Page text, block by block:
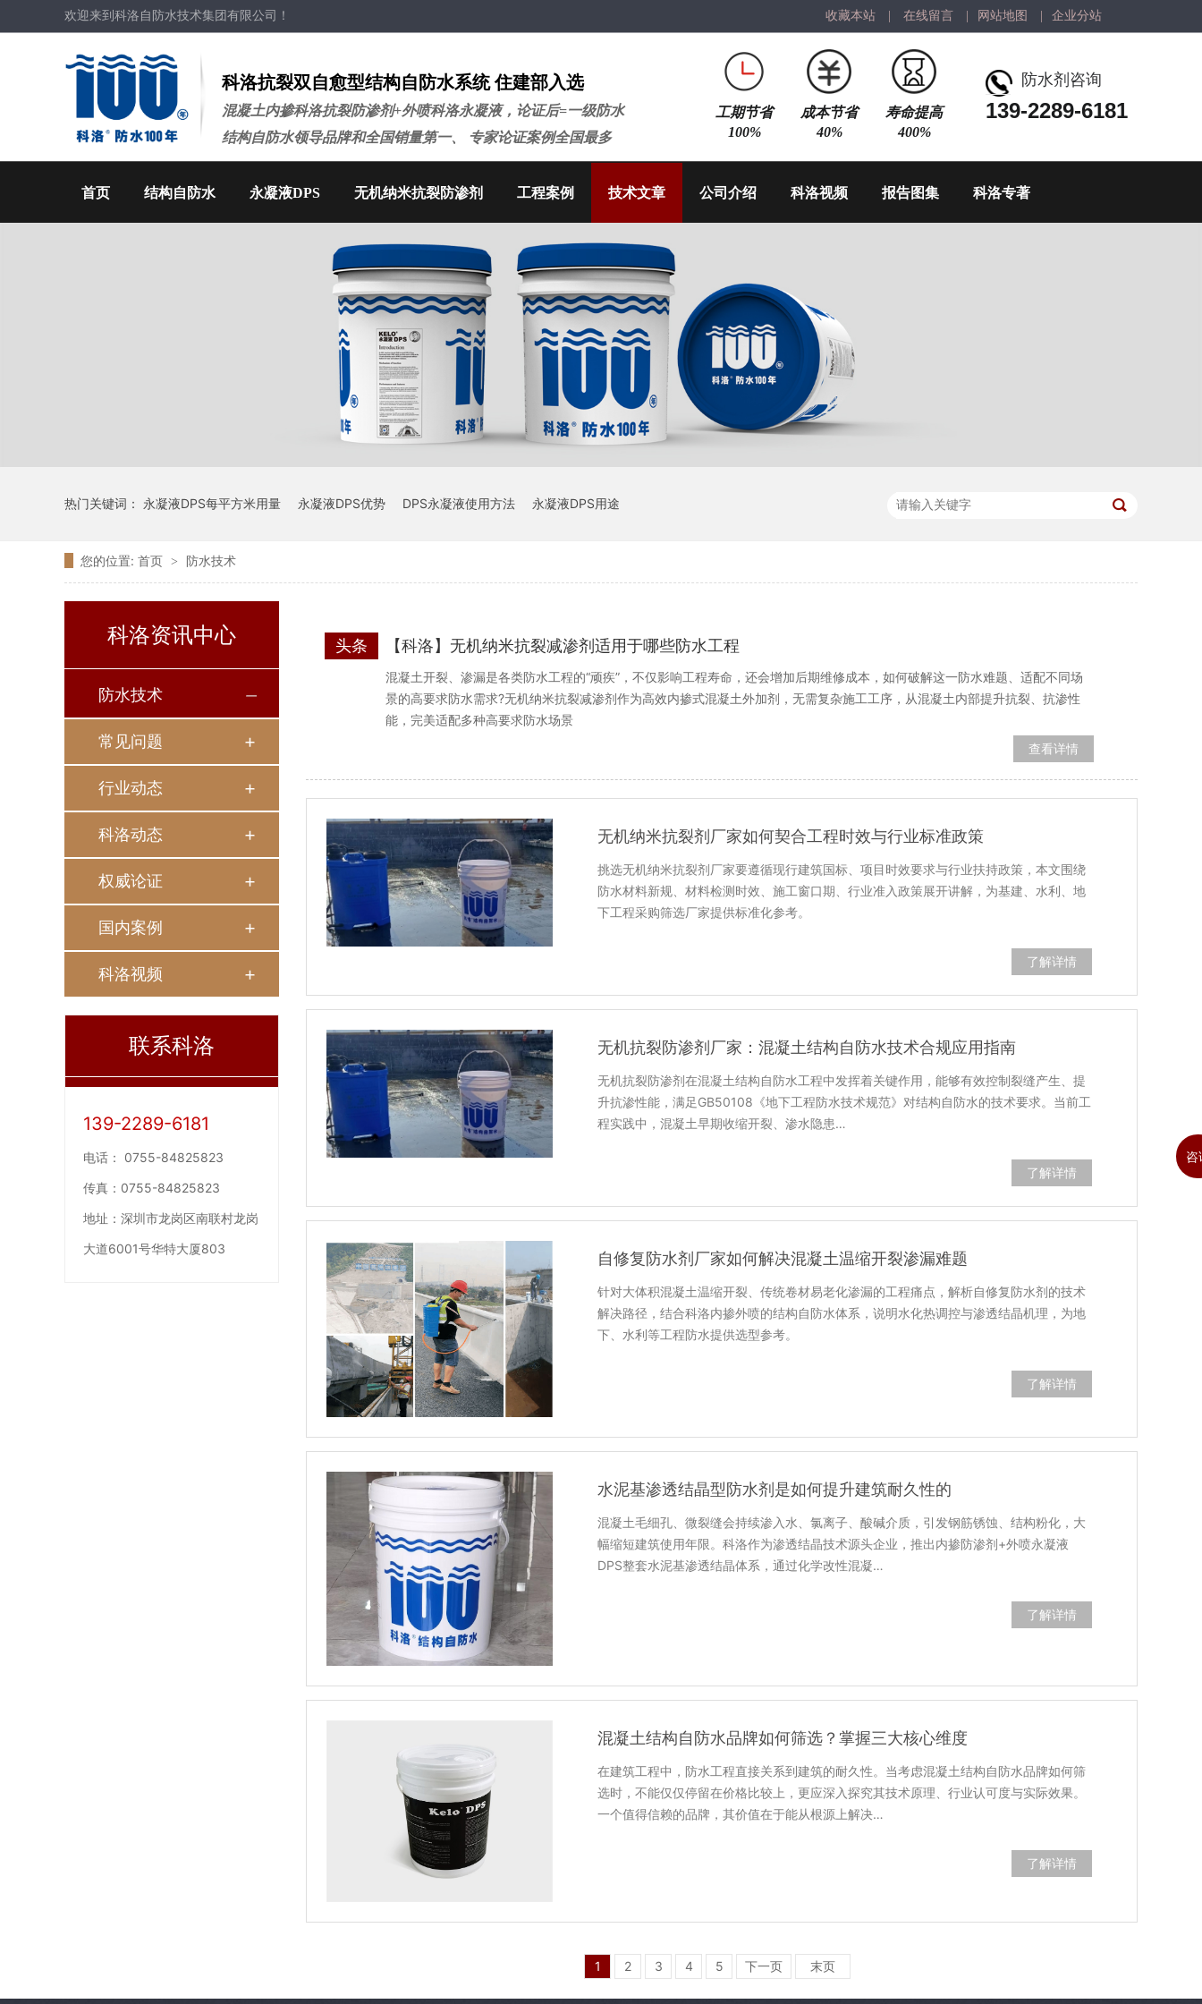
收藏本站 在线留言 网站地图 企业分站
欢迎来到科洛自防水技术集团有限公司！
科洛抗裂双自愈型结构自防水系统 住建部入选
混凝土内掺科洛抗裂防渗剂+外喷科洛永凝液，论证后=一级防水
结构自防水领导品牌和全国销量第一、 专家论证案例全国最多
防水剂咨询
139-2289-6181
工期节省
100%
成本节省
40%
寿命提高
400%
首页 结构自防水 永凝液DPS 无机纳米抗裂防渗剂 工程案例 技术文章 公司介绍 科洛视频 报告图集 科洛专著
热门关键词： 永凝液DPS每平方米用量 永凝液DPS优势 DPS永凝液使用方法 永凝液DPS用途
您的位置: 首页 > 防水技术
科洛资讯中心
防水技术
常见问题
行业动态
科洛动态
权威论证
国内案例
科洛视频
联系科洛
139-2289-6181
电话： 0755-84825823
传真： 0755-84825823
地址： 深圳市龙岗区南联村龙岗
大道6001号华特大厦803
【科洛】无机纳米抗裂减渗剂适用于哪些防水工程
头条
混凝土开裂、渗漏是各类防水工程的“顽疾”，不仅影响工程寿命，还会增加后期维修成本，如何破解这一防水难题、适配不同场
景的高要求防水需求?无机纳米抗裂减渗剂作为高效内掺式混凝土外加剂，无需复杂施工工序，从混凝土内部提升抗裂、抗渗性
能，完美适配多种高要求防水场景
查看详情
无机纳米抗裂剂厂家如何契合工程时效与行业标准政策
挑选无机纳米抗裂剂厂家要遵循现行建筑国标、项目时效要求与行业扶持政策，本文围绕
防水材料新规、材料检测时效、施工窗口期、行业准入政策展开讲解，为基建、水利、地
下工程采购筛选厂家提供标准化参考。
了解详情
无机抗裂防渗剂厂家：混凝土结构自防水技术合规应用指南
无机抗裂防渗剂在混凝土结构自防水工程中发挥着关键作用，能够有效控制裂缝产生、提
升抗渗性能，满足GB50108《地下工程防水技术规范》对结构自防水的技术要求。当前工
程实践中，混凝土早期收缩开裂、渗水隐患…
了解详情
自修复防水剂厂家如何解决混凝土温缩开裂渗漏难题
针对大体积混凝土温缩开裂、传统卷材易老化渗漏的工程痛点，解析自修复防水剂的技术
解决路径，结合科洛内掺外喷的结构自防水体系，说明水化热调控与渗透结晶机理，为地
下、水利等工程防水提供选型参考。
了解详情
水泥基渗透结晶型防水剂是如何提升建筑耐久性的
混凝土毛细孔、微裂缝会持续渗入水、氯离子、酸碱介质，引发钢筋锈蚀、结构粉化，大
幅缩短建筑使用年限。科洛作为渗透结晶技术源头企业，推出内掺防渗剂+外喷永凝液
DPS整套水泥基渗透结晶体系，通过化学改性混凝…
了解详情
混凝土结构自防水品牌如何筛选？掌握三大核心维度
在建筑工程中，防水工程直接关系到建筑的耐久性。当考虑混凝土结构自防水品牌如何筛
选时，不能仅仅停留在价格比较上，更应深入探究其技术原理、行业认可度与实际效果。
一个值得信赖的品牌，其价值在于能从根源上解决…
了解详情
1 2 3 4 5 下一页 末页
咨